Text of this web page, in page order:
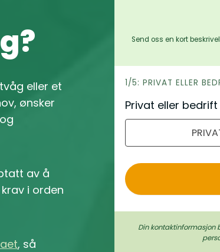
eller et
ønsker
av å
i orden
, så
Send oss en kort
h
e
r
1/5: PRIVAT ELLER
Privat eller bedrift
Din kontaktinformasjon